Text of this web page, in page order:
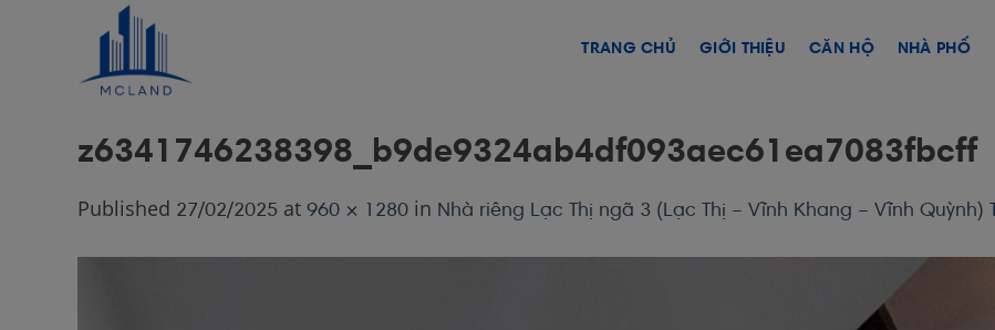
TRANG CHỦ GIỚI THIỆU CĂN HỘ NHÀ PHỐ
z6341746238398_b9de9324ab4df093aec61ea7083fbcff
Published 27/02/2025 at 960 × 1280in Nhà riêng Lạc Thị ngã 3 (Lạc Thị – Vĩnh Khang – Vĩnh Quỳnh)